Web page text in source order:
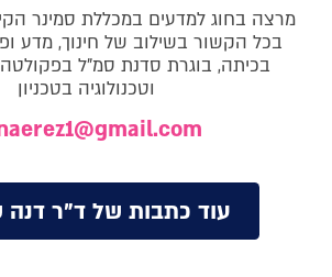
מרצה בחוג למדעים במכללת סמינר
בכל הקשור בשילוב של חינוך, מדע
בכיתה, בוגרת סדנת סמ"ל בפקולטה
וטכנולוגיה בטכניון
עוד כתבות של ד"ר דנה